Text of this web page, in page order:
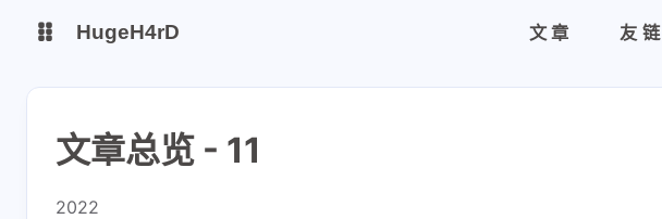
云盘备线
HugeH4rD 文章 友链
文章总览 - 11
2022